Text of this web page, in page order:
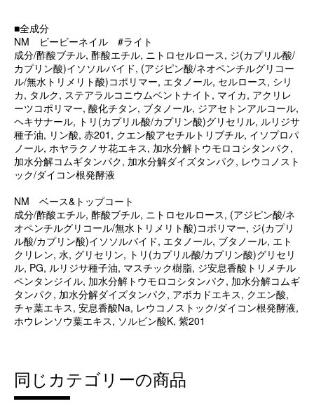
■全成分
NM ビービーネイル #ライト
成分/酢酸ブチル, 酢酸エチル, ニトロセルロース, ジ(カプリル酸/
カプリン酸)イソソルバイド, (アジピン酸/ネオペンチルグリコー
ル/無水トリメリト酸)コポリマー, エタノール, セルロース, シリ
カ, タルク, ステアラルコニウムベントナイト, マイカ, アクリレ
ーツコポリマー, 酸化チタン, ブタノール, ジアセトンアルコール,
ヘキサナール, トリ(カプリル酸/カプリン酸)グリセリル, ルリジサ
種子油, リン酸, 赤201, クエン酸アセチルトリブチル, イソプロパ
ノール, ホヤラクノサ花エキス, 加水分解トウモロコシタンパク,
加水分解コムギタンパク, 加水分解ダイズタンパク, レウコノスト
ック/ダイコン根発酵液
NM ベース&トップコート
成分/酢酸エチル, 酢酸ブチル, ニトロセルロース, (アジピン酸/ネ
オペンチルグリコール/無水トリメリト酸)コポリマー, ジ(カプリ
ル酸/カプリン酸)イソソルバイド, エタノール, ブタノール, エト
クリレン, 水, グリセリン, トリ(カプリル酸/カプリン酸)グリセリ
ル, PG, ルリジサ種子油, マスチック樹脂, ジ安息香酸トリメチル
ペンタンジイル, 加水分解トウモロコシタンパク, 加水分解コムギ
タンパク, 加水分解ダイズタンパク, アボカドエキス, クエン酸,
チャ葉エキス, 安息香酸Na, レウコノストック/ダイコン根発酵液,
ホウレンソウ葉エキス, ソルビン酸K, 紫201
同じカテゴリーの商品